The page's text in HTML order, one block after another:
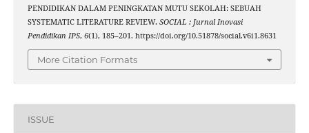
PENDIDIKAN DALAM PENINGKATAN MUTU SEKOLAH: SEBUAH
SYSTEMATIC LITERATURE REVIEW. SOCIAL : Jurnal Inovasi
Pendidikan IPS, 6(1), 185–201. https://doi.org/10.51878/social.v6i1.8631
More Citation Formats
ISSUE